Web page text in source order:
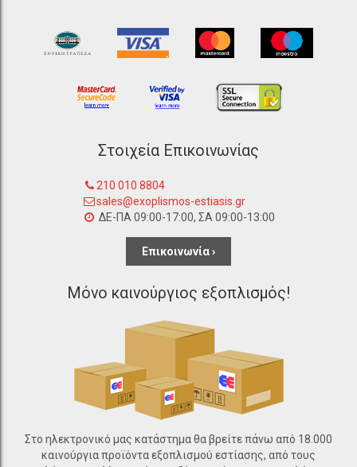
Στοιχεία Επικοινωνίας
210 010 8804
sales@exoplismos-estiasis.gr
ΔΕ-ΠΑ 09:00-17:00, ΣΑ 09:00-13:00
Επικοινωνία ›
Μόνο καινούργιος εξοπλισμός!
Στο ηλεκτρονικό μας κατάστημα θα βρείτε πάνω από 18.000
καινούργια προϊόντα εξοπλισμού εστίασης, από τους